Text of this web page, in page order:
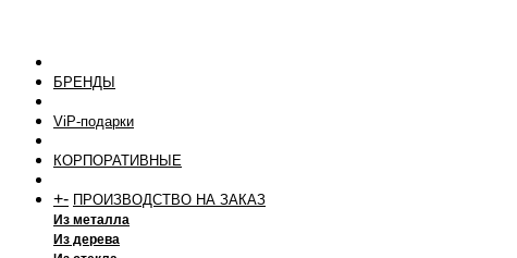
БРЕНДЫ
ViP-подарки
КОРПОРАТИВНЫЕ
+- ПРОИЗВОДСТВО НА ЗАКАЗ
Из металла
Из дерева